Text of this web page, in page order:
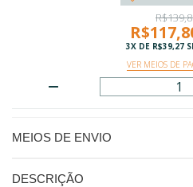
3X DE R$39,27
VER MEIOS DE
MEIOS DE ENVIO
DESCRIÇÃO